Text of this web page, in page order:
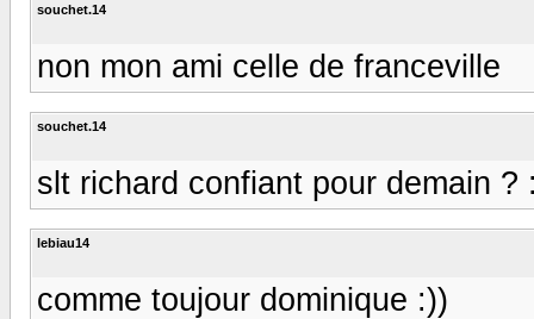
souchet.14
non mon ami celle de franceville
souchet.14
slt richard confiant pour demain ?
lebiau14
comme toujour dominique :))